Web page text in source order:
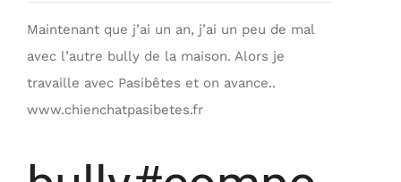
Maintenant que j’ai un an, j’ai un peu de mal
avec l’autre bully de la maison. Alors je
travaille avec Pasibêtes et on avance..
www.chienchatpasibetes.fr